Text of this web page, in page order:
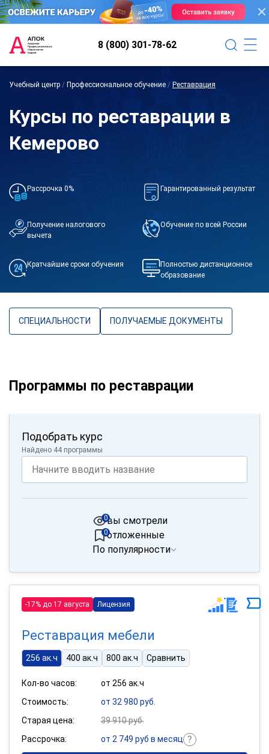
8 (800) 301-78-62
Учебный центр / Профессиональное обучение / Реставрация
Курсы по реставрации в
Кемерово
Рассрочка 0% Гарантированный результат
Получение налогового
вычета
Обучение по всей России
Кратчайшие сроки обучения
Полностью дистанционное
образование
СПЕЦИАЛЬНОСТИ ПОЛУЧАЕМЫЕ ДОКУМЕНТЫ
Программы по реставрации
Подобрать курс
Найдено 44 программы
вы смотрели
0
отложенные
0
По популярности
-17% до 17 августа Лицензия
Реставрация мебели
256 ак.ч 400 ак.ч 800 ак.ч Сравнить
Кол-во часов:
от 256 ак.ч
Стоимость:
от 32 980 руб.
Старая цена:
39 910 руб.
Рассрочка:
от 2 749 руб в месяц